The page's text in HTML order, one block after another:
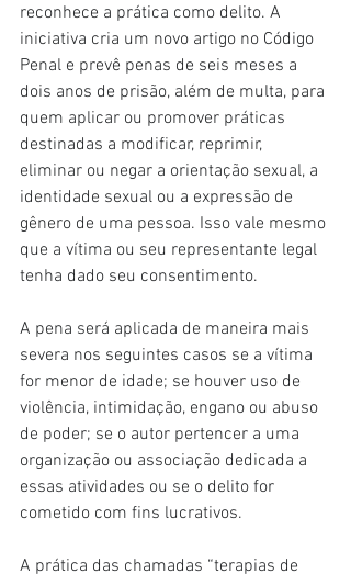
reconhece a prática como delito. A
iniciativa cria um novo artigo no Código
Penal e prevê penas de seis meses a
dois anos de prisão, além de multa, para
quem aplicar ou promover práticas
destinadas a modificar, reprimir,
eliminar ou negar a orientação sexual, a
identidade sexual ou a expressão de
gênero de uma pessoa. Isso vale mesmo
que a vítima ou seu representante legal
tenha dado seu consentimento.
A pena será aplicada de maneira mais
severa nos seguintes casos se a vítima
for menor de idade; se houver uso de
violência, intimidação, engano ou abuso
de poder; se o autor pertencer a uma
organização ou associação dedicada a
essas atividades ou se o delito for
cometido com fins lucrativos.
A prática das chamadas “terapias de